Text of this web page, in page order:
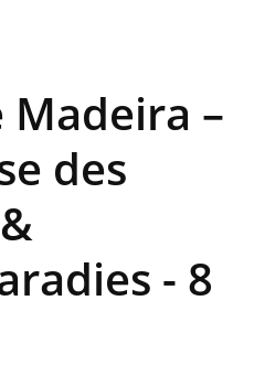
–
des
- 8